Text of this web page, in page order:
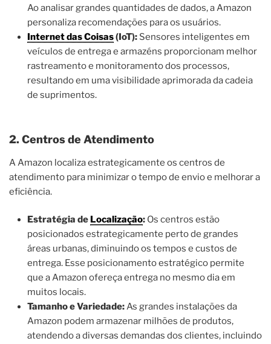
Ao analisar grandes quantidades de dados, a Amazon
personaliza recomendações para os usuários.
Internet das Coisas(IoT): Sensores inteligentes em
veículos de entrega e armazéns proporcionam melhor
rastreamento e monitoramento dos processos,
resultando em uma visibilidade aprimorada da cadeia
de suprimentos.
2. Centros de Atendimento
A Amazon localiza estrategicamente os centros de
atendimento para minimizar o tempo de envio e melhorar a
eficiência.
Estratégia de Localização: Os centros estão
posicionados estrategicamente perto de grandes
áreas urbanas, diminuindo os tempos e custos de
entrega. Esse posicionamento estratégico permite
que a Amazon ofereça entrega no mesmo dia em
muitos locais.
Tamanho e Variedade:As grandes instalações da
Amazon podem armazenar milhões de produtos,
atendendo a diversas demandas dos clientes, incluindo